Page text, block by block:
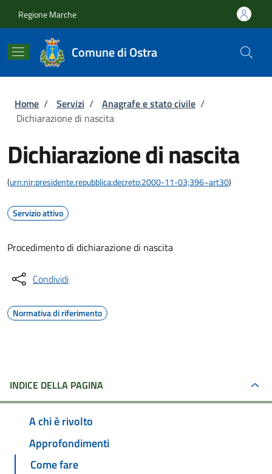
Regione Marche
Comune di Ostra
Briciole di pane
Home / Servizi / Anagrafe e stato civile /
Dichiarazione di nascita
Dichiarazione di nascita
(urn:nir:presidente.repubblica:decreto:2000-11-03;396~art30)
Servizio attivo
Procedimento di dichiarazione di nascita
Condividi
Normativa di riferimento
INDICE DELLA PAGINA
A chi è rivolto
Approfondimenti
Come fare